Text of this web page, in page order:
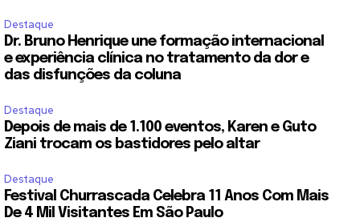
Destaque
Dr. Bruno Henrique une formação internacional
e experiência clínica no tratamento da dor e
das disfunções da coluna
Destaque
Depois de mais de 1.100 eventos, Karen e Guto
Ziani trocam os bastidores pelo altar
Destaque
Festival Churrascada Celebra 11 Anos Com Mais
De 4 Mil Visitantes Em São Paulo